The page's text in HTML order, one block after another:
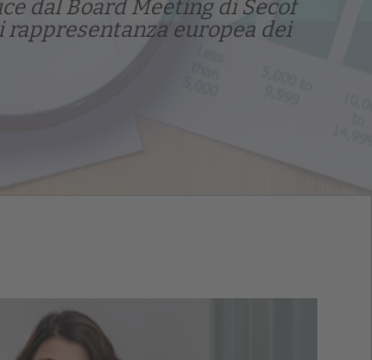
dal Board Meeting di Secof
rappresentanza europea dei